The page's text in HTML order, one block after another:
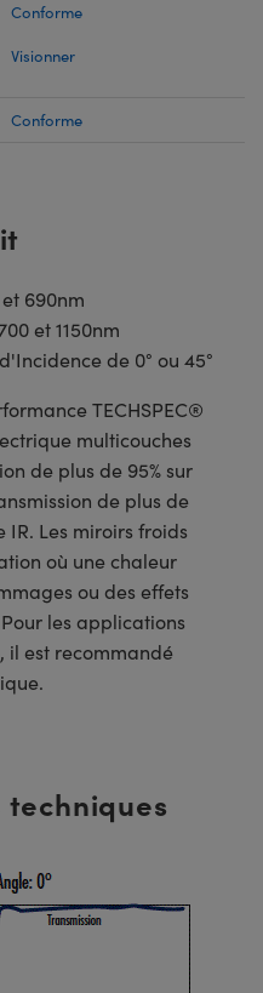
Conforme
Visionner
Conforme
690nm
et 1150nm
de 0° ou 45°
TECHSPEC®
multicouches
de plus de 95% sur
de plus de
IR. Les miroirs froids
où une chaleur
ou des effets
les applications
il est recommandé